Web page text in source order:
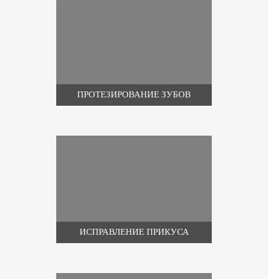
ПРОТЕЗИРОВАНИЕ ЗУБОВ
ИСПРАВЛЕНИЕ ПРИКУСА